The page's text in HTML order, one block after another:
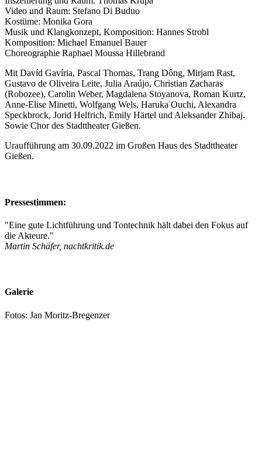
Video und Raum: Stefano Di Buduo
Kostüme: Monika Gora
Musik und Klangkonzept, Komposition: Hannes Strobl
Komposition: Michael Emanuel Bauer
Choreographie Raphael Moussa Hillebrand
Mit Davíd Gavíria, Pascal Thomas, Trang Dông, Mirjam Rast,
Gustavo de Oliveira Leite, Julia Araújo, Christian Zacharas
(Robozee), Carolin Weber, Magdalena Stoyanova, Roman Kurtz,
Anne-Elise Minetti, Wolfgang Wels, Haruka Ouchi, Alexandra
Speckbrock, Jorid Helfrich, Emily Härtel und Aleksander Zhibaj.
Sowie Chor des Stadttheater Gießen.
Uraufführung am 30.09.2022 im Großen Haus des Stadttheater
Gießen.
Pressestimmen:
"Eine gute Lichtführung und Tontechnik hält dabei den Fokus auf
die Akteure."
Martin Schäfer, nachtkritik.de
Galerie
Fotos: Jan Moritz-Bregenzer